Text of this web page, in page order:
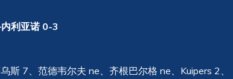
利亚诺 0-3
斯 7、范德韦尔夫 ne、齐根巴尔格 ne、Kuipers 2、